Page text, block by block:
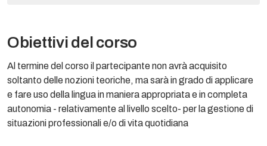
Obiettivi del corso
Al termine del corso il partecipante non avrà acquisito
soltanto delle nozioni teoriche, ma sarà in grado di applicare
e fare uso della lingua in maniera appropriata e in completa
autonomia - relativamente al livello scelto- per la gestione di
situazioni professionali e/o di vita quotidiana